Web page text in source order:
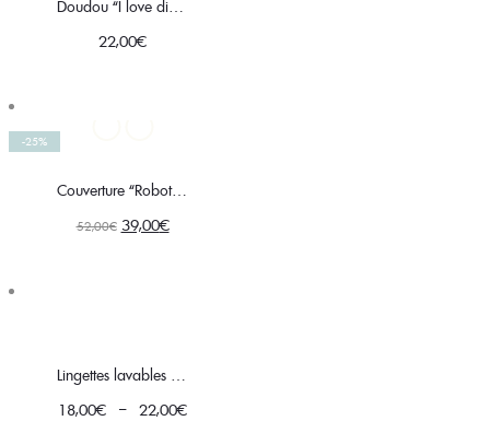
Doudou “I love dino”
22,00€
-25%
Couverture “Robots rigolos”
52,00€ Le
39,00€Le
Lingettes lavables bleues
18,00€ – 22,00€Plage